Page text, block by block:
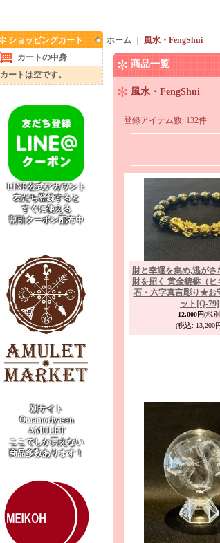
ショッピングカート
カートの中身
カートは空です。
LINE公式アカウント
友だち登録すると
すぐに使える
割引クーポン配布中
別サイト
Omamoriyasan
AMULET
ここでしか買えない
商品多数あります！
ホーム 風水・FengShui
商品一覧
風水・FengShui
登録アイテム数: 132件
財と幸運を集め,逃が
財を招く 黄金貔貅（
石・六字真言彫り★お
ット [Q-79]
12,000円(税
(税込: 13,200